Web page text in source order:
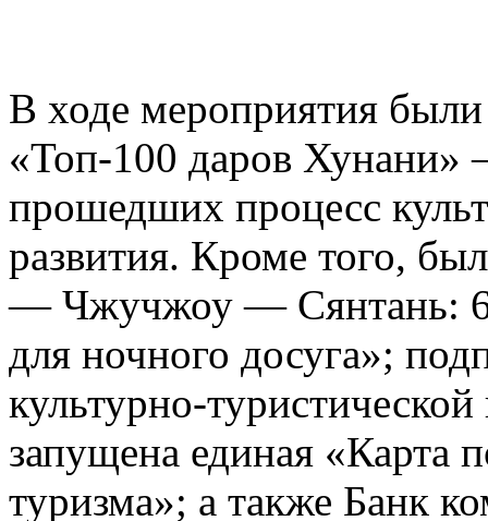
В ходе мероприятия были
«Топ-100 даров Хунани»
прошедших процесс
развития. Кроме того,
— Чжучжоу — Сянтань:
для ночного досуга»;
культурно-
запущена единая «Карта
туризма»; а также Банк